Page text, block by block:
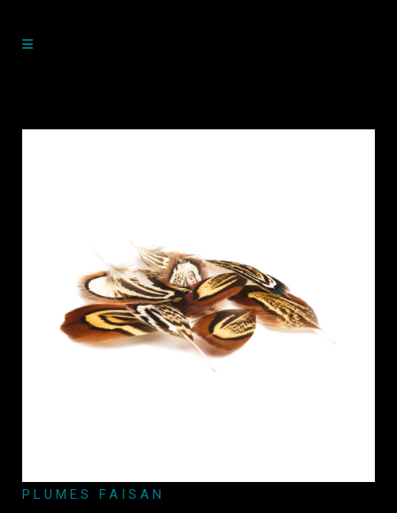
PLUMES FAISAN